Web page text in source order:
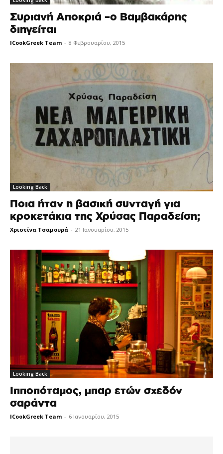
Συριανή Αποκριά –ο Βαμβακάρης
διηγείται
ICookGreek Team - 8 Φεβρουαρίου, 2015
Looking Back
Ποια ήταν η βασική συνταγή για
κροκετάκια της Χρύσας Παραδείση;
Χριστίνα Τσαμουρά - 21 Ιανουαρίου, 2015
Looking Back
Ιπποπόταμος, μπαρ ετών σχεδόν
σαράντα
ICookGreek Team - 6 Ιανουαρίου, 2015